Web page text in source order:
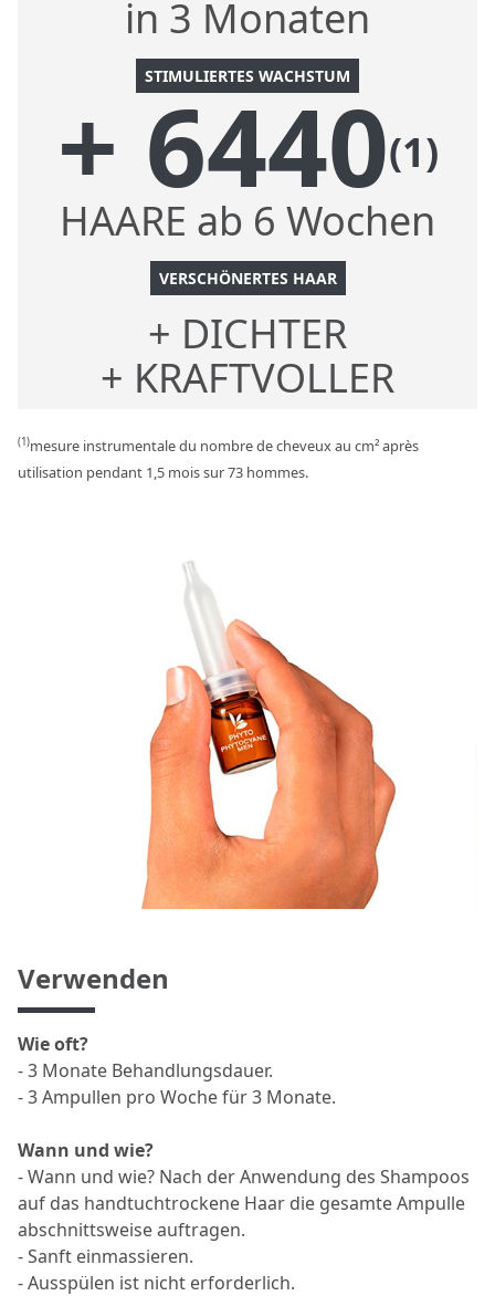
in 3 Monaten
STIMULIERTES WACHSTUM
+ 6440(1)
HAARE ab 6 Wochen
VERSCHÖNERTES HAAR
+ DICHTER
+ KRAFTVOLLER
(1)mesure instrumentale du nombre de cheveux au cm² après
utilisation pendant 1,5 mois sur 73 hommes.
Verwenden
Wie oft?
- 3 Monate Behandlungsdauer.
- 3 Ampullen pro Woche für 3 Monate.
Wann und wie?
- Wann und wie? Nach der Anwendung des Shampoos
auf das handtuchtrockene Haar die gesamte Ampulle
abschnittsweise auftragen.
- Sanft einmassieren.
- Ausspülen ist nicht erforderlich.